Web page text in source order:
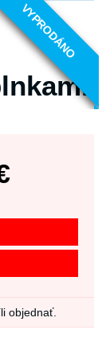
VYPRODÁNO
objednať.